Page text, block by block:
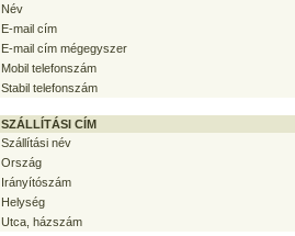
Név
E-mail cím
E-mail cím mégegyszer
Mobil telefonszám
Stabil telefonszám
SZÁLLÍTÁSI CÍM
Szállítási név
Ország
Irányítószám
Helység
Utca, házszám